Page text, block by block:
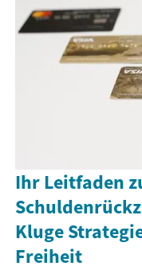
Ihr Leitfaden
Kluge
Freiheit